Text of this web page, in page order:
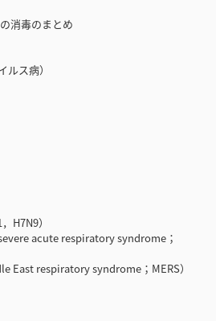
消毒のまとめ
ス病）
H7N9）
acute respiratory syndrome；
East respiratory syndrome；MERS）